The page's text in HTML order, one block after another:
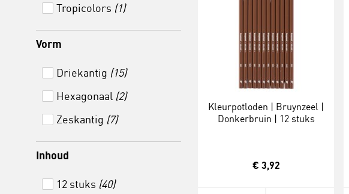
Tropicolors (1)
Vorm
Driekantig (15)
Hexagonaal (2)
Zeskantig (7)
Inhoud
12 stuks (40)
Kleurpotloden | Bruynzeel |
Donkerbruin | 12 stuks
€ 3,92